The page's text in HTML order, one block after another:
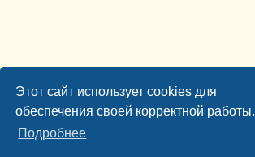
Этот сайт использует cookies для
обеспечения своей корректной работы.
Подробнее